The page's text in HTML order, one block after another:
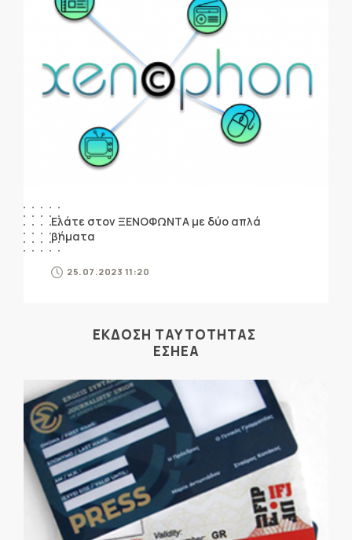
Ελάτε στον ΞΕΝΟΦΩΝΤΑ με δύο απλά
βήματα
25.07.2023 11:20
ΕΚΔΟΣΗ ΤΑΥΤΟΤΗΤΑΣ
ΕΣΗΕΑ